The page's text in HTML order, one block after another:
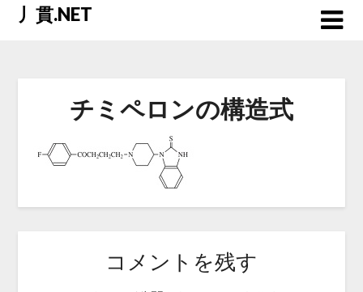
Skip丿貫.NET
チミペロンの構造式
コメントを残す